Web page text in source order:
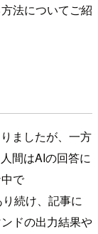
法についてご紹
ましたが、一方
間はAIの回答に
で
続け、記事に
ドの出力結果や